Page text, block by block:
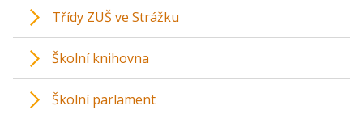
Třídy ZUŠ ve Strážku
Školní knihovna
Školní parlament